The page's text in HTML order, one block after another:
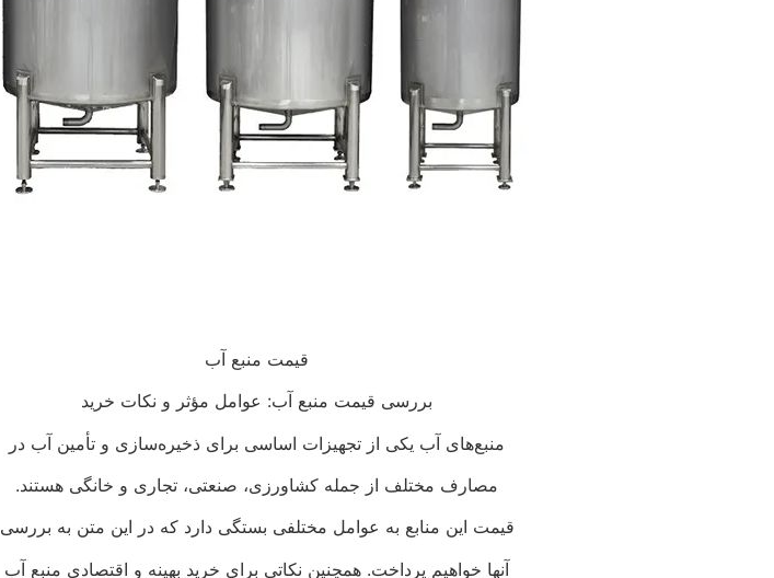
قیمت منبع آب
بررسی قیمت منبع آب: عوامل مؤثر و نکات خرید
منبع‌های آب یکی از تجهیزات اساسی برای ذخیره‌سازی و تأمین آب در
مصارف مختلف از جمله کشاورزی، صنعتی، تجاری و خانگی هستند.
قیمت این منابع به عوامل مختلفی بستگی دارد که در این متن به بررسی
آنها خواهیم پرداخت. همچنین نکاتی برای خرید بهینه و اقتصادی منبع آب